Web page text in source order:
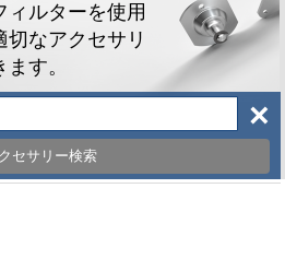
ィルターを使用
切なアクセサリ
す。
セサリー検索
×